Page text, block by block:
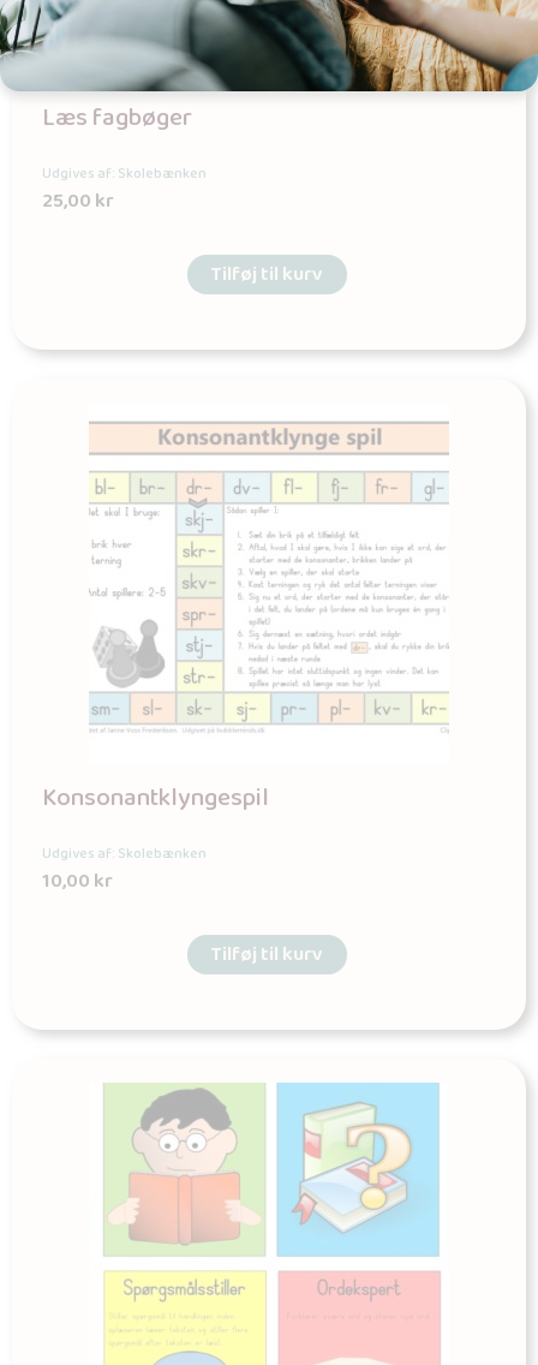
Læs fagbøger
Udgives af: Skolebænken
25,00kr
Tilføj til kurv
Konsonantklyngespil
Udgives af: Skolebænken
10,00kr
Tilføj til kurv